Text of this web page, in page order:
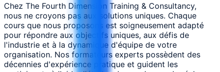
Chez The Fourth Dimension Training & Consultancy,
nous ne croyons pas aux solutions uniques. Chaque
cours que nous proposons est soigneusement adapté
pour répondre aux objectifs uniques, aux défis de
l'industrie et à la dynamique d'équipe de votre
organisation. Nos formateurs experts possèdent des
décennies d'expérience pratique et guident les